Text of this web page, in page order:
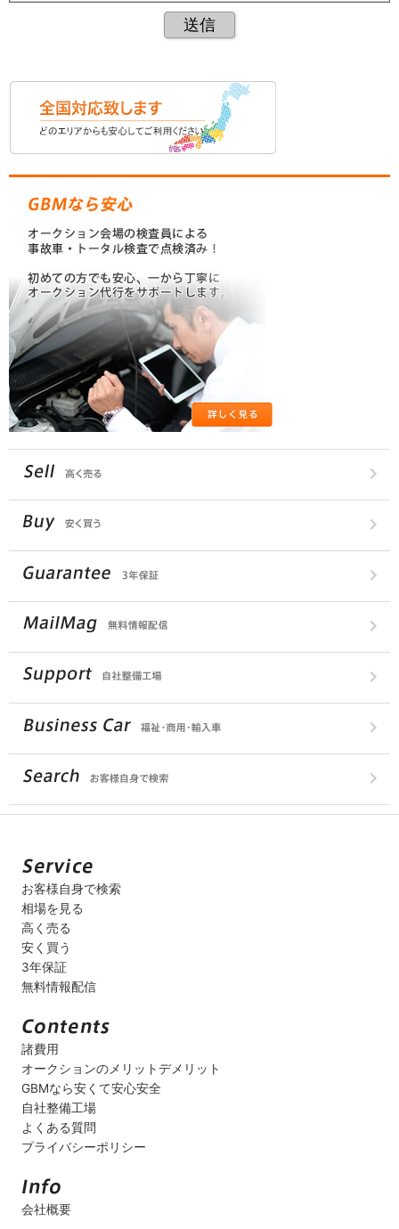
お客様自身で検索
相場を見る
高く売る
安く買う
3年保証
無料情報配信
諸費用
オークションのメリットデメリット
GBMなら安くて安心安全
自社整備工場
よくある質問
プライバシーポリシー
会社概要